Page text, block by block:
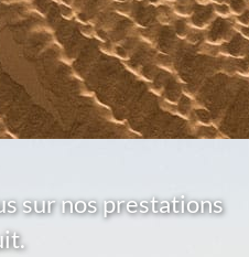
sur nos prestations